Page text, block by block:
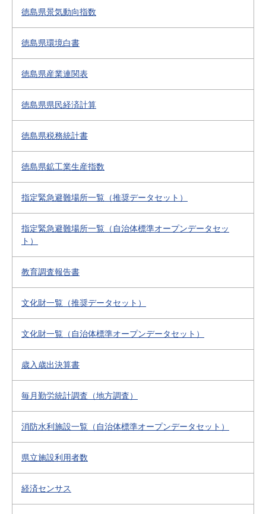
徳島県景気動向指数
徳島県環境白書
徳島県産業連関表
徳島県県民経済計算
徳島県税務統計書
徳島県鉱工業生産指数
指定緊急避難場所一覧（推奨データセット）
指定緊急避難場所一覧（自治体標準オープンデータセッ
ト）
教育調査報告書
文化財一覧（推奨データセット）
文化財一覧（自治体標準オープンデータセット）
歳入歳出決算書
毎月勤労統計調査（地方調査）
消防水利施設一覧（自治体標準オープンデータセット）
県立施設利用者数
経済センサス